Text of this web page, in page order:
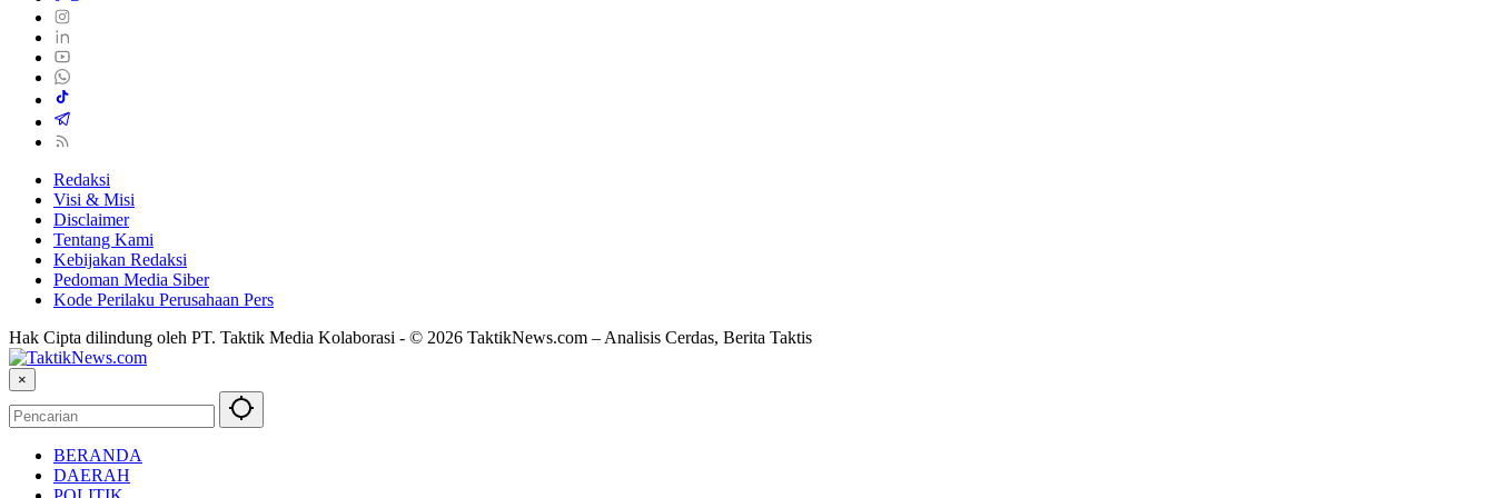
Redaksi
Visi & Misi
Disclaimer
Tentang Kami
Kebijakan Redaksi
Pedoman Media Siber
Kode Perilaku Perusahaan Pers
Hak Cipta dilindung oleh PT. Taktik Media Kolaborasi - © 2026 TaktikNews.com – Analisis Cerdas, Berita Taktis
×
BERANDA
DAERAH